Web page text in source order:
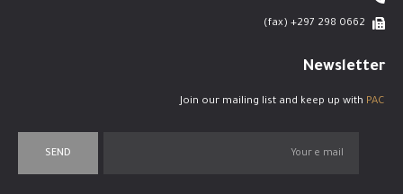
0662 298 297+ (fax)
Newsletter
Join our mailing list and keep up with PAC
SEND